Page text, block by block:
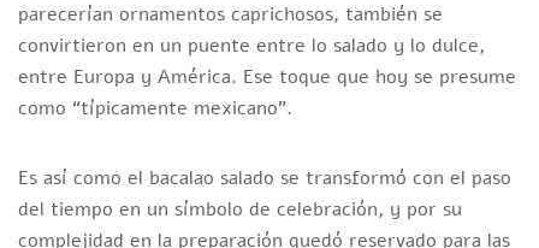
parecerían ornamentos caprichosos, también se
convirtieron en un puente entre lo salado y lo dulce,
entre Europa y América. Ese toque que hoy se presume
como “típicamente mexicano”.
Es así como el bacalao salado se transformó con el paso
del tiempo en un símbolo de celebración, y por su
complejidad en la preparación quedó reservado para las